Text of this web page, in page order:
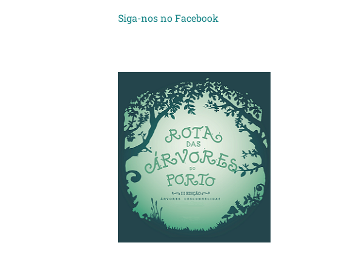
Siga-nos no Facebook